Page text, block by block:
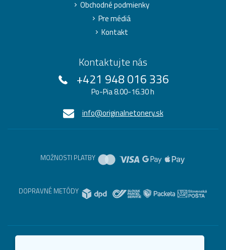
Obchodné podmienky
Pre médiá
Kontakt
Kontaktujte nás
+421 948 016 336
Po-Pia 8.00-16.30 h
info@originalnetonery.sk
MOŽNOSTI PLATBY
DOPRAVNÉ METÓDY